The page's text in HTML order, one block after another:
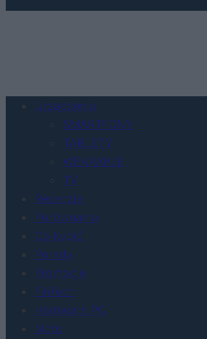
Urządzenia
SMARTFONY
TABLETY
WEARABLE
TV
Recenzje
Porównania
Co kupić
Porady
Promocje
FinTech
Hardware PC
Moto